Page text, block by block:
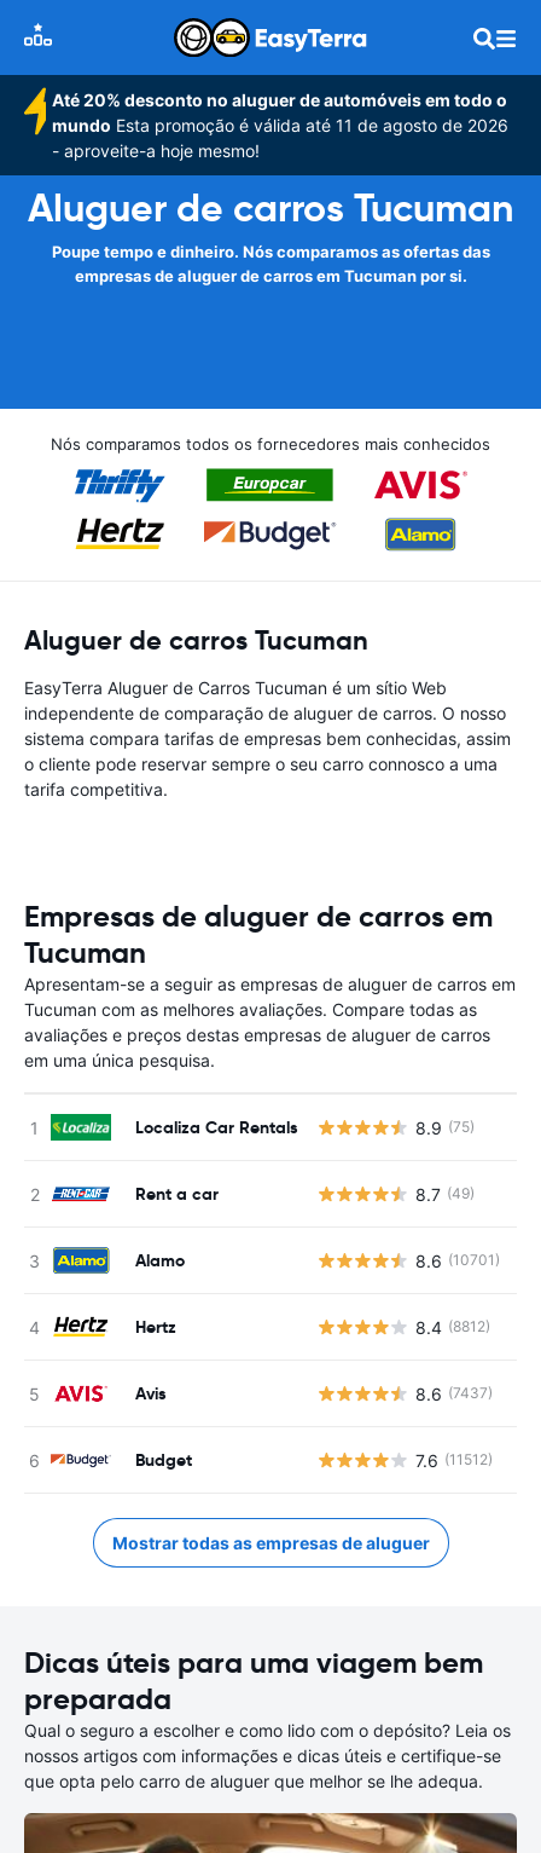
Até 20% desconto no aluguer de automóveis em todo o
mundo Esta promoção é válida até 11 de agosto de 2026
- aproveite-a hoje mesmo!
Aluguer de carros Tucuman
Poupe tempo e dinheiro. Nós comparamos as ofertas das
empresas de aluguer de carros em Tucuman por si.
Nós comparamos todos os fornecedores mais conhecidos
Aluguer de carros Tucuman
EasyTerra Aluguer de Carros Tucuman é um sítio Web
independente de comparação de aluguer de carros. O nosso
sistema compara tarifas de empresas bem conhecidas, assim
o cliente pode reservar sempre o seu carro connosco a uma
tarifa competitiva.
Empresas de aluguer de carros em
Tucuman
Apresentam-se a seguir as empresas de aluguer de carros em
Tucuman com as melhores avaliações. Compare todas as
avaliações e preços destas empresas de aluguer de carros
em uma única pesquisa.
Localiza Car Rentals 8.9 (75)
Rent a car 8.7 (49)
Alamo 8.6 (10701)
Hertz 8.4 (8812)
Avis 8.6 (7437)
Budget 7.6 (11512)
Mostrar todas as empresas de aluguer
Dicas úteis para uma viagem bem
preparada
Qual o seguro a escolher e como lido com o depósito? Leia os
nossos artigos com informações e dicas úteis e certifique-se
que opta pelo carro de aluguer que melhor se lhe adequa.